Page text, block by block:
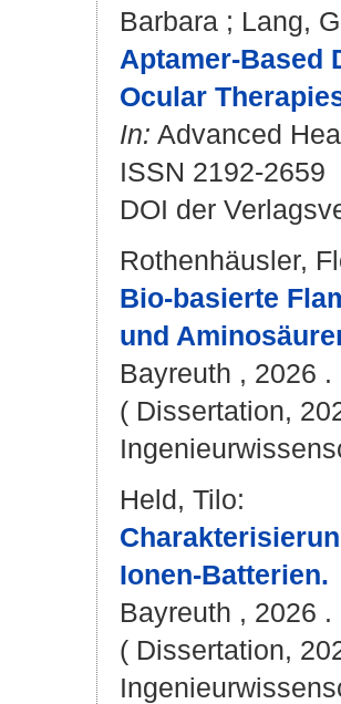
Barbara ; Lang,
Aptamer-Based
Ocular
In: Advanced
ISSN 2192-2659
DOI der
Rothenhäusler,
Bio-basierte
und
Bayreuth , 2026
( Dissertation,
Held, Tilo:
Ionen-Batterien.
Bayreuth , 2026
( Dissertation,